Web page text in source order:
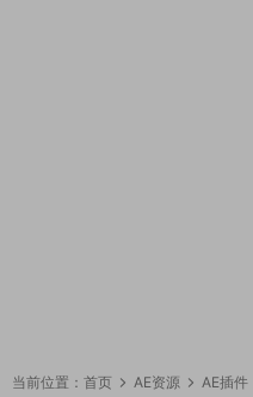
当前位置： 首页 AE资源 AE插件